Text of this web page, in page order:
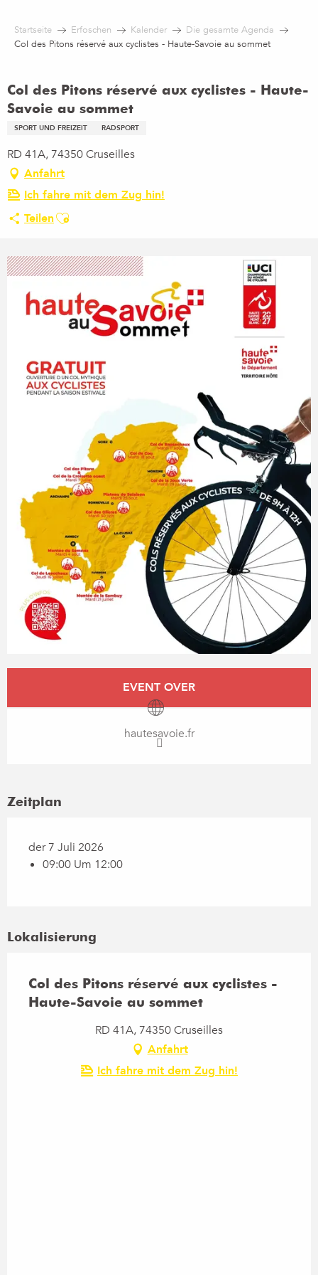
contenu
Startseite Erfoschen Kalender
Die gesamte Agenda
Col des Pitons réservé aux cyclistes - Haute-Savoie au sommet
Col des Pitons réservé aux cyclistes - Haute-
Savoie au sommet
SPORT UND FREIZEIT RADSPORT
RD 41A, 74350 Cruseilles
Anfahrt
Ich fahre mit dem Zug hin!
TeilenAjouter aux favoris
EVENT OVER
hautesavoie.fr
Zeitplan
der 7 Juli 2026
09:00 Um 12:00
Lokalisierung
Col des Pitons réservé aux cyclistes -
Haute-Savoie au sommet
RD 41A, 74350 Cruseilles
Anfahrt
Ich fahre mit dem Zug hin!